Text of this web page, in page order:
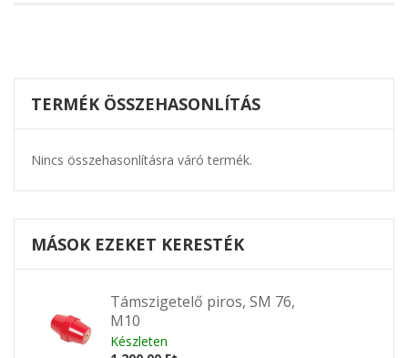
TERMÉK ÖSSZEHASONLÍTÁS
Nincs összehasonlításra váró termék.
MÁSOK EZEKET KERESTÉK
Támszigetelő piros, SM 76,
M10
Készleten